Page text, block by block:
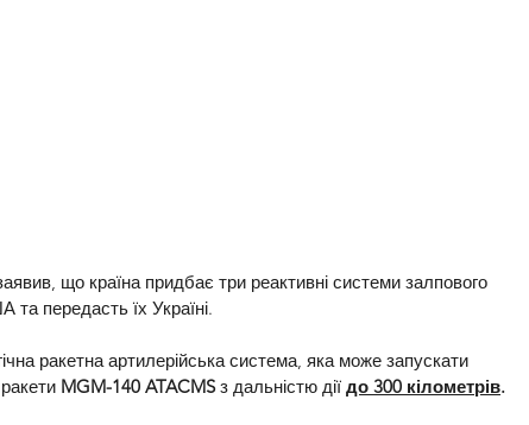
що країна придбає три реактивні системи залпового
та передасть їх Україні.
ракетна артилерійська система, яка може запускати
MGM-140 ATACMS з дальністю дії до 300 кілометрів.